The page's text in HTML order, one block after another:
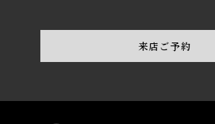
来店ご予約